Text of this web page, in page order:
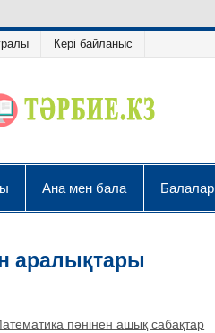
Кері байланыс
Ана мен бала Балалар
аралықтары
пәнінен ашық сабақтар